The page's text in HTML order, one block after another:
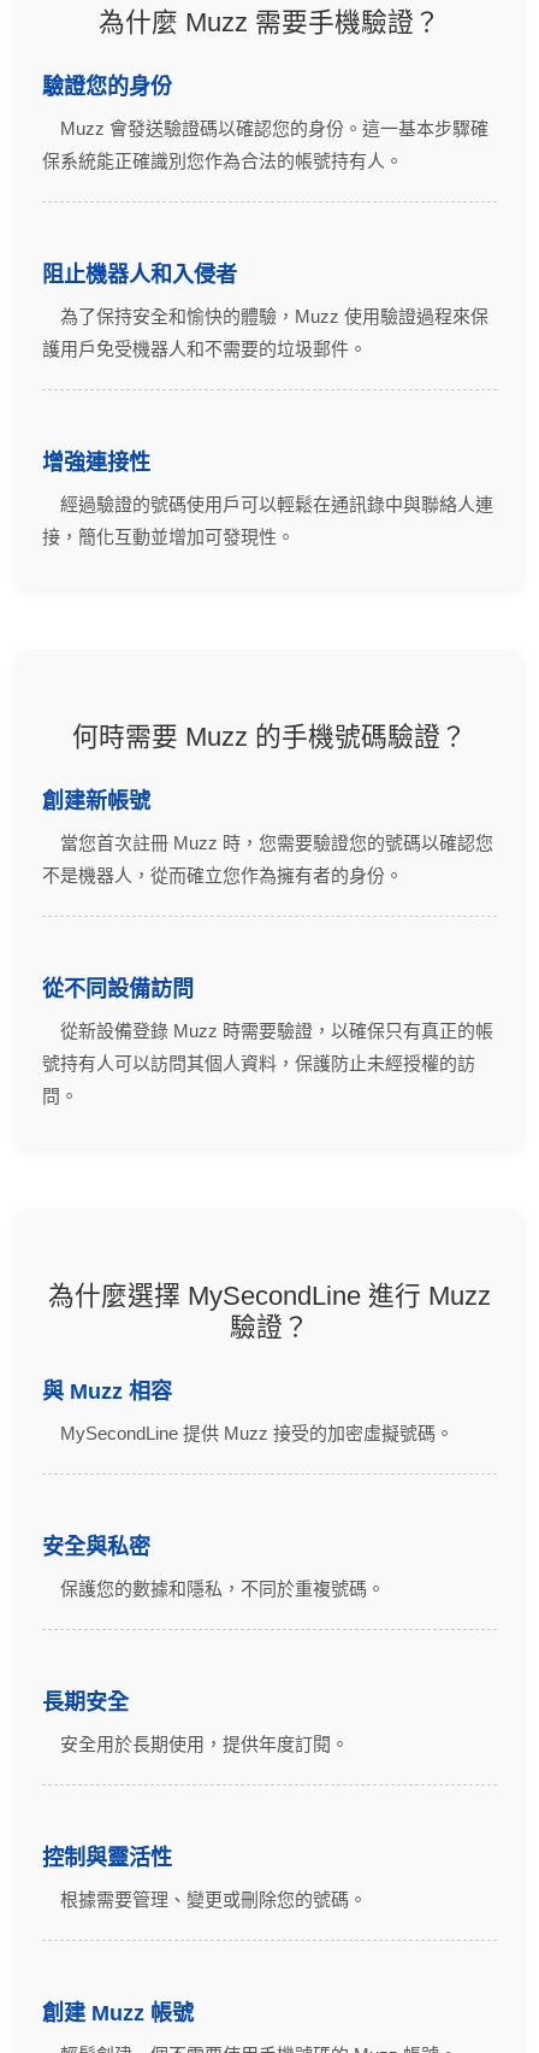
為什麼 Muzz 需要手機驗證？
驗證您的身份
Muzz 會發送驗證碼以確認您的身份。這一基本步驟確
保系統能正確識別您作為合法的帳號持有人。
阻止機器人和入侵者
為了保持安全和愉快的體驗，Muzz 使用驗證過程來保
護用戶免受機器人和不需要的垃圾郵件。
增強連接性
經過驗證的號碼使用戶可以輕鬆在通訊錄中與聯絡人連
接，簡化互動並增加可發現性。
何時需要 Muzz 的手機號碼驗證？
創建新帳號
當您首次註冊 Muzz 時，您需要驗證您的號碼以確認您
不是機器人，從而確立您作為擁有者的身份。
從不同設備訪問
從新設備登錄 Muzz 時需要驗證，以確保只有真正的帳
號持有人可以訪問其個人資料，保護防止未經授權的訪
問。
為什麼選擇 MySecondLine 進行 Muzz
驗證？
與 Muzz 相容
MySecondLine 提供 Muzz 接受的加密虛擬號碼。
安全與私密
保護您的數據和隱私，不同於重複號碼。
長期安全
安全用於長期使用，提供年度訂閱。
控制與靈活性
根據需要管理、變更或刪除您的號碼。
創建 Muzz 帳號